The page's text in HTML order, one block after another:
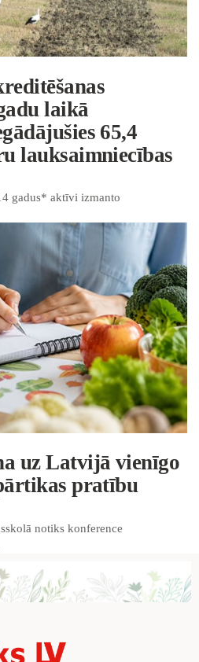
laikā
65,4
lauksaimniecības
gadus* aktīvi izmanto
uz Latvijā vienīgo
pratību
notiks konference